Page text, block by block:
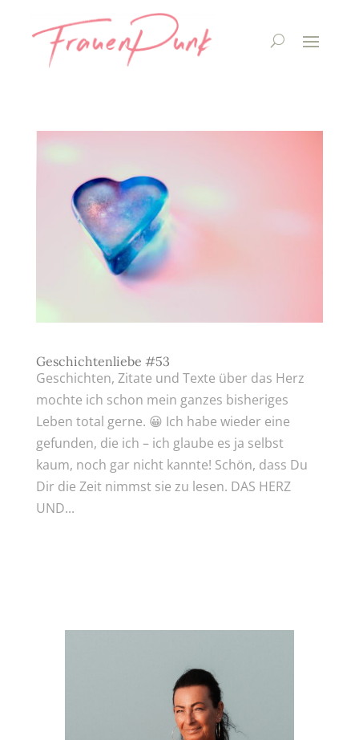
Geschichtenliebe #53
Geschichten, Zitate und Texte über das Herz
mochte ich schon mein ganzes bisheriges
Leben total gerne. 😀 Ich habe wieder eine
gefunden, die ich – ich glaube es ja selbst
kaum, noch gar nicht kannte! Schön, dass Du
Dir die Zeit nimmst sie zu lesen. DAS HERZ
UND...